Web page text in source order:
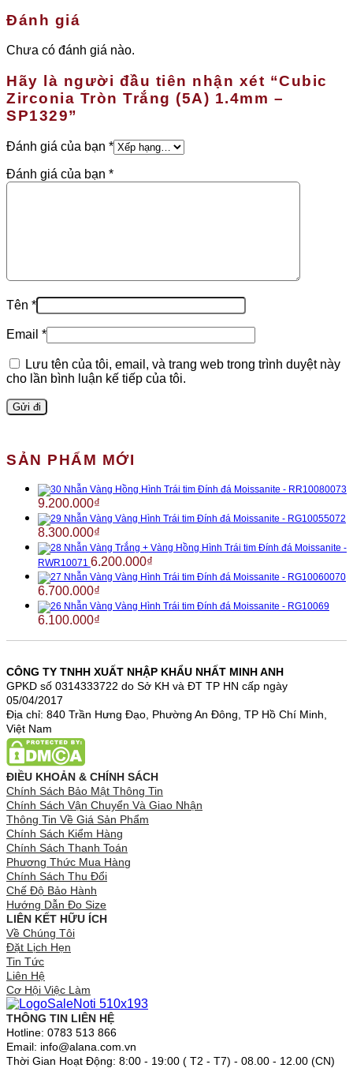
Đánh giá
Chưa có đánh giá nào.
Hãy là người đầu tiên nhận xét “Cubic
Zirconia Tròn Trắng (5A) 1.4mm –
SP1329”
Đánh giá của bạn *
Đánh giá của bạn *
Tên *
Email *
Lưu tên của tôi, email, và trang web trong trình duyệt này
cho lần bình luận kế tiếp của tôi.
SẢN PHẨM MỚI
Nhẫn Vàng Hồng Hình Trái tim Đính đá Moissanite - RR10080073
9.200.000₫
Nhẫn Vàng Vàng Hình Trái tim Đính đá Moissanite - RG10055072
8.300.000₫
Nhẫn Vàng Trắng + Vàng Hồng Hình Trái tim Đính đá Moissanite -
RWR10071 6.200.000₫
Nhẫn Vàng Vàng Hình Trái tim Đính đá Moissanite - RG10060070
6.700.000₫
Nhẫn Vàng Vàng Hình Trái tim Đính đá Moissanite - RG10069
6.100.000₫
CÔNG TY TNHH XUẤT NHẬP KHẨU NHẤT MINH ANH
GPKD số 0314333722 do Sở KH và ĐT TP HN cấp ngày
05/04/2017
Địa chỉ: 840 Trần Hưng Đạo, Phường An Đông, TP Hồ Chí Minh,
Việt Nam
ĐIỀU KHOẢN & CHÍNH SÁCH
Chính Sách Bảo Mật Thông Tin
Chính Sách Vận Chuyển Và Giao Nhận
Thông Tin Về Giá Sản Phẩm
Chính Sách Kiểm Hàng
Chính Sách Thanh Toán
Phương Thức Mua Hàng
Chính Sách Thu Đổi
Chế Độ Bảo Hành
Hướng Dẫn Đo Size
LIÊN KẾT HỮU ÍCH
Về Chúng Tôi
Đặt Lịch Hẹn
Tin Tức
Liên Hệ
Cơ Hội Việc Làm
THÔNG TIN LIÊN HỆ
Hotline: 0783 513 866
Email: info@alana.com.vn
Thời Gian Hoạt Động: 8:00 - 19:00 ( T2 - T7) - 08.00 - 12.00 (CN)